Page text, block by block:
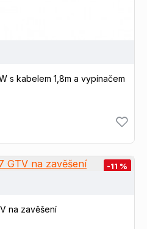
s kabelem 1,8m a vypínačem
-11 %
na zavěšení